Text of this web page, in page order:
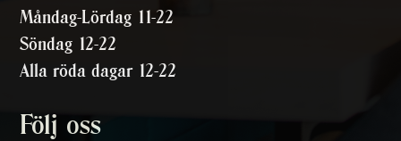
Måndag-Lördag 11-22
Söndag 12-22
Alla röda dagar 12-22
Följ oss